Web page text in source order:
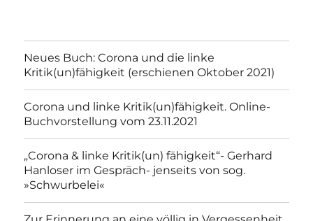
Neues Buch: Corona und die linke
Kritik(un)fähigkeit (erschienen Oktober 2021)
Corona und linke Kritik(un)fähigkeit. Online-
Buchvorstellung vom 23.11.2021
„Corona & linke Kritik(un) fähigkeit“- Gerhard
Hanloser im Gespräch- jenseits von sog.
»Schwurbelei«